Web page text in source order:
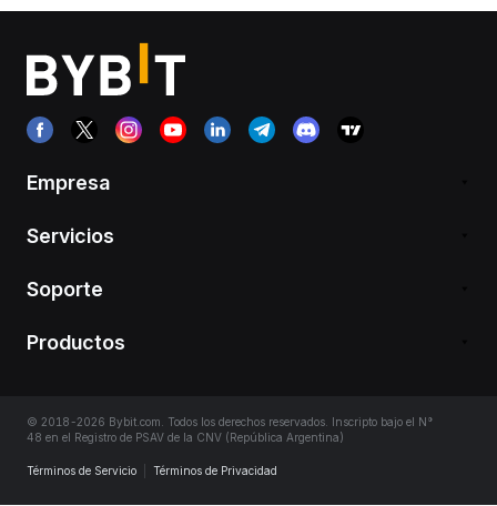
Empresa
Servicios
Soporte
Productos
© 2018-2026 Bybit.com. Todos los derechos reservados. Inscripto bajo el N°
48 en el Registro de PSAV de la CNV (República Argentina)
Términos de Servicio Términos de Privacidad